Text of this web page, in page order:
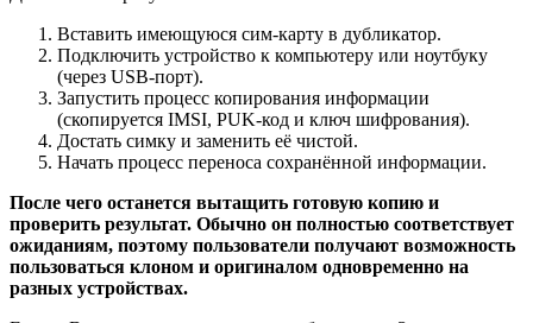
Вставить имеющуюся сим-карту в дубликатор.
Подключить устройство к компьютеру или ноутбуку
(через USB-порт).
Запустить процесс копирования информации
(скопируется IMSI, PUK-код и ключ шифрования).
Достать симку и заменить её чистой.
Начать процесс переноса сохранённой информации.
После чего останется вытащить готовую копию и
проверить результат. Обычно он полностью соответствует
ожиданиям, поэтому пользователи получают возможность
пользоваться клоном и оригиналом одновременно на
разных устройствах.